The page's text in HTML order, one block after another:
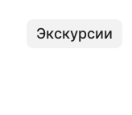
Экскурсии